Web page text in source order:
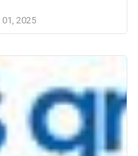
Mas Sejahtera
Pekerjaan
2025